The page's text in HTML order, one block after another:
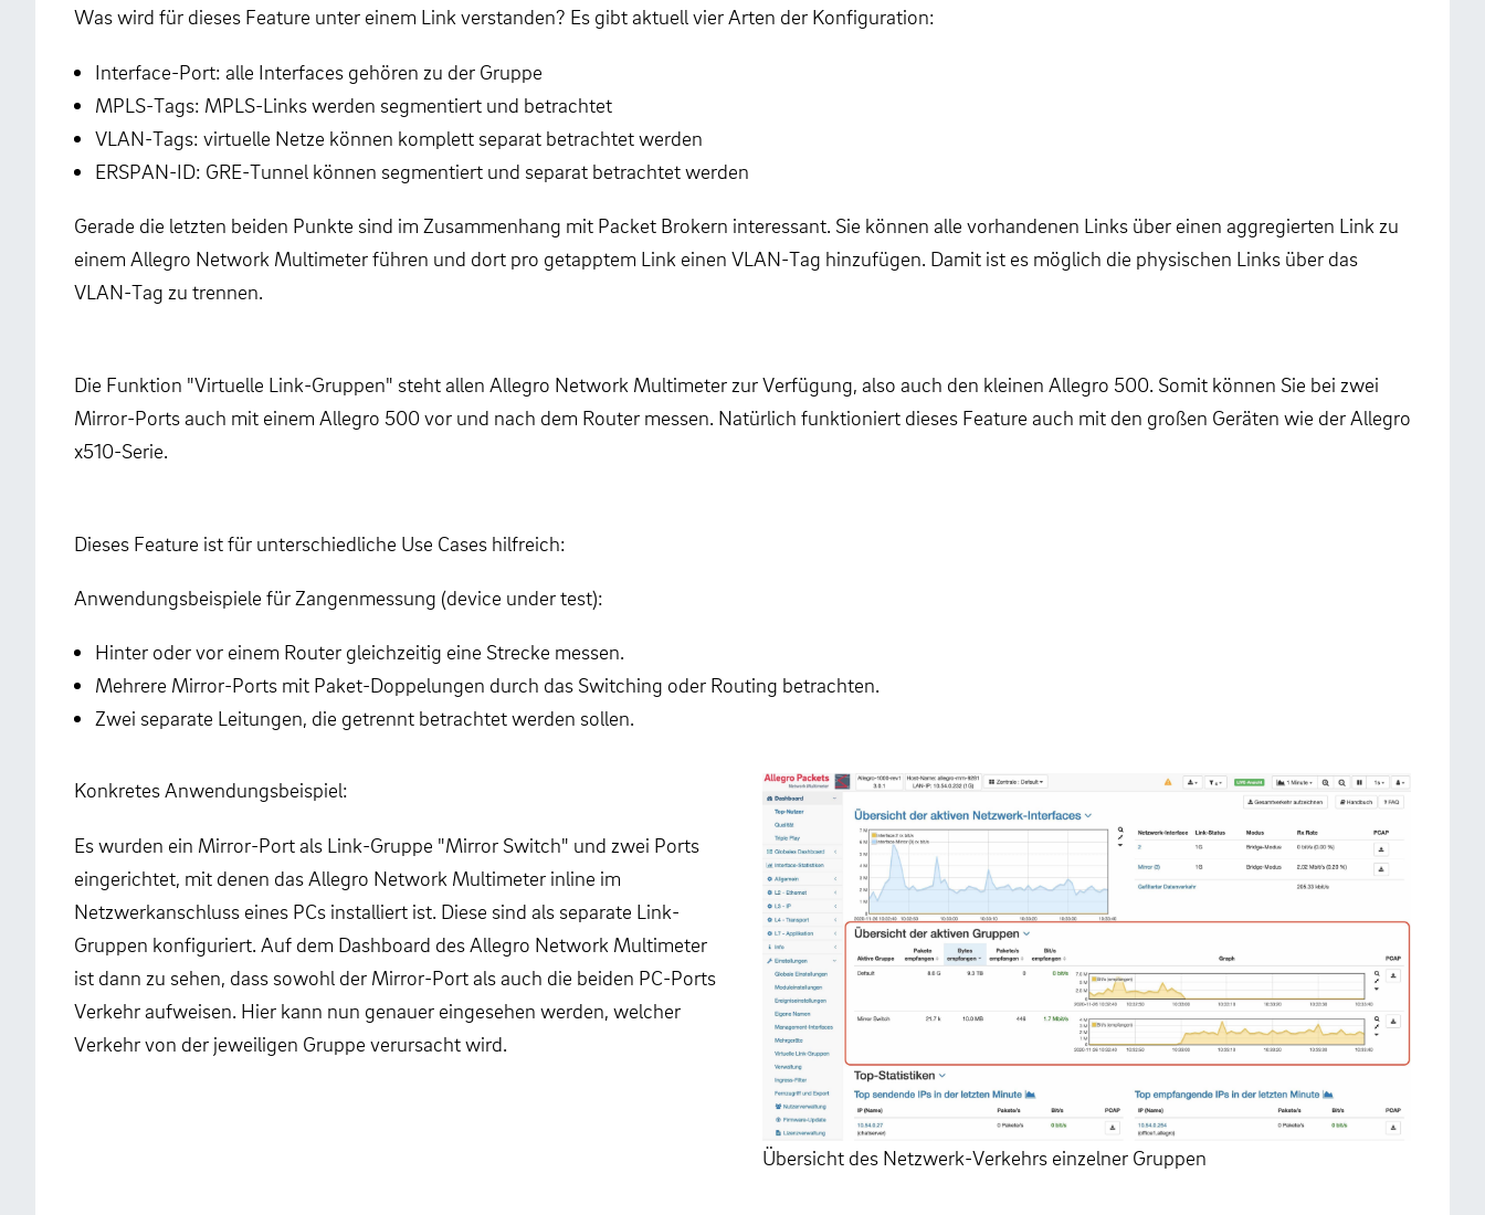
Was wird für dieses Feature unter einem Link verstanden? Es gibt aktuell vier Arten der Konfiguration:
Interface-Port: alle Interfaces gehören zu der Gruppe
MPLS-Tags: MPLS-Links werden segmentiert und betrachtet
VLAN-Tags: virtuelle Netze können komplett separat betrachtet werden
ERSPAN-ID: GRE-Tunnel können segmentiert und separat betrachtet werden
Gerade die letzten beiden Punkte sind im Zusammenhang mit Packet Brokern interessant. Sie können alle vorhandenen Links über einen aggregierten Link zu
einem Allegro Network Multimeter führen und dort pro getapptem Link einen VLAN-Tag hinzufügen. Damit ist es möglich die physischen Links über das
VLAN-Tag zu trennen.
Die Funktion "Virtuelle Link-Gruppen" steht allen Allegro Network Multimeter zur Verfügung, also auch den kleinen Allegro 500. Somit können Sie bei zwei
Mirror-Ports auch mit einem Allegro 500 vor und nach dem Router messen. Natürlich funktioniert dieses Feature auch mit den großen Geräten wie der Allegro
x510-Serie.
Dieses Feature ist für unterschiedliche Use Cases hilfreich:
Anwendungsbeispiele für Zangenmessung (device under test):
Hinter oder vor einem Router gleichzeitig eine Strecke messen.
Mehrere Mirror-Ports mit Paket-Doppelungen durch das Switching oder Routing betrachten.
Zwei separate Leitungen, die getrennt betrachtet werden sollen.
Konkretes Anwendungsbeispiel:
Es wurden ein Mirror-Port als Link-Gruppe "Mirror Switch" und zwei Ports
eingerichtet, mit denen das Allegro Network Multimeter inline im
Netzwerkanschluss eines PCs installiert ist. Diese sind als separate Link-
Gruppen konfiguriert. Auf dem Dashboard des Allegro Network Multimeter
ist dann zu sehen, dass sowohl der Mirror-Port als auch die beiden PC-Ports
Verkehr aufweisen. Hier kann nun genauer eingesehen werden, welcher
Verkehr von der jeweiligen Gruppe verursacht wird.
Übersicht des Netzwerk-Verkehrs einzelner Gruppen